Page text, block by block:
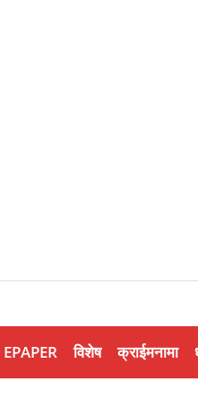
EPAPER विशेष क्राईमनामा